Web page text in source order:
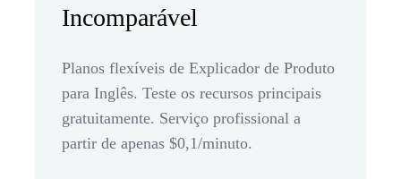
Incomparável
Planos flexíveis de Explicador de Produto
para Inglês. Teste os recursos principais
gratuitamente. Serviço profissional a
partir de apenas $0,1/minuto.